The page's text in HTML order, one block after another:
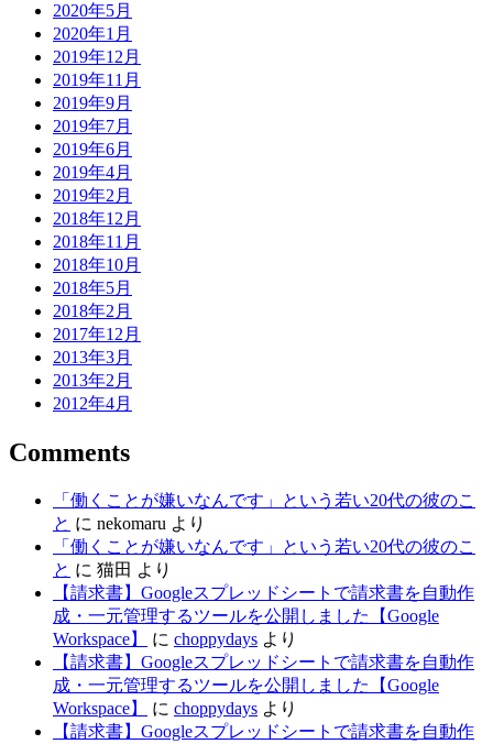
2020年5月
2020年1月
2019年12月
2019年11月
2019年9月
2019年7月
2019年6月
2019年4月
2019年2月
2018年12月
2018年11月
2018年10月
2018年5月
2018年2月
2017年12月
2013年3月
2013年2月
2012年4月
Comments
「働くことが嫌いなんです」という若い20代の彼のこ
と に nekomaru より
「働くことが嫌いなんです」という若い20代の彼のこ
と に 猫田 より
【請求書】Googleスプレッドシートで請求書を自動作
成・一元管理するツールを公開しました【Google
Workspace】
に choppydays より
【請求書】Googleスプレッドシートで請求書を自動作
成・一元管理するツールを公開しました【Google
Workspace】
に choppydays より
【請求書】Googleスプレッドシートで請求書を自動作